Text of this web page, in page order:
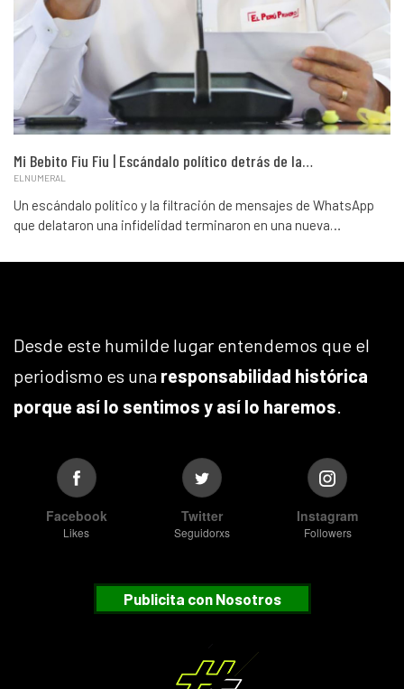
Mi Bebito Fiu Fiu | Escándalo político detrás de la…
ELNUMERAL
Un escándalo político y la filtración de mensajes de WhatsApp
que delataron una infidelidad terminaron en una nueva…
Desde este humilde lugar entendemos que el
periodismo es una responsabilidad histórica
porque así lo sentimos y así lo haremos.
Facebook
Likes
Twitter
Seguidorxs
Instagram
Followers
Publicita con Nosotros